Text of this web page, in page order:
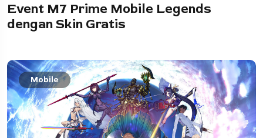
Event M7 Prime Mobile Legends
dengan Skin Gratis
Mobile